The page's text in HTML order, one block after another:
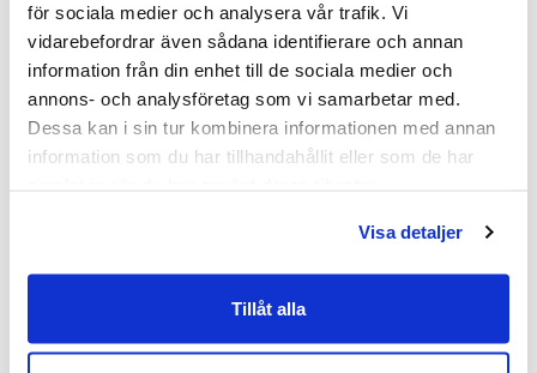
för sociala medier och analysera vår trafik. Vi
vidarebefordrar även sådana identifierare och annan
information från din enhet till de sociala medier och
annons- och analysföretag som vi samarbetar med.
Dessa kan i sin tur kombinera informationen med annan
information som du har tillhandahållit eller som de har
Visa detaljer
Tillåt alla
Mer om Ergo Sun
Denna begagnade kontorsstol från Officeline,
modell Ergo Sun, är utformad för att erbjuda
komfort och funktionalitet. Den tidlösa designen
arbetsrum. Sitsen och ryggstödet är designade för
Kontorsstolen är idealisk för dagligt bruk i
administrativa verksamheter.